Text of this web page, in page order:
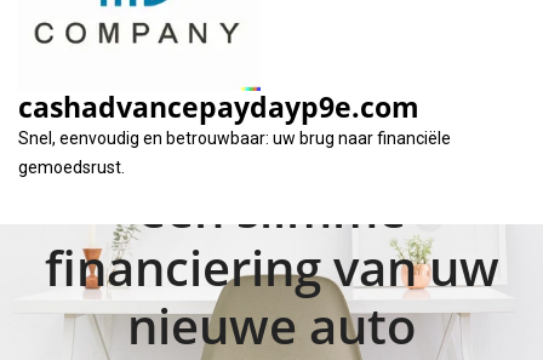
cashadvancepaydayp9e.com
Snel, eenvoudig en betrouwbaar: uw brug naar financiële
gemoedsrust.
Hoe en waarom een
autolening
aanvragen: Tips voor
een slimme
financiering van uw
nieuwe auto